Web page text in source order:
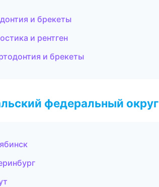
и брекеты
и рентген
и брекеты
федеральный округ